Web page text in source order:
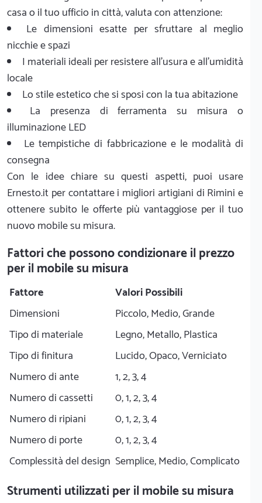
casa o il tuo ufficio in città, valuta con attenzione:
Le dimensioni esatte per sfruttare al meglio
nicchie e spazi
I materiali ideali per resistere all'usura e all'umidità
locale
Lo stile estetico che si sposi con la tua abitazione
La presenza di ferramenta su misura o
illuminazione LED
Le tempistiche di fabbricazione e le modalità di
consegna
Con le idee chiare su questi aspetti, puoi usare
Ernesto.it per contattare i migliori artigiani di Rimini e
ottenere subito le offerte più vantaggiose per il tuo
nuovo mobile su misura.
Fattori che possono condizionare il prezzo
per il mobile su misura
Fattore
Valori Possibili
Dimensioni
Piccolo, Medio, Grande
Tipo di materiale
Legno, Metallo, Plastica
Tipo di finitura
Lucido, Opaco, Verniciato
Numero di ante
1, 2, 3, 4
Numero di cassetti
0, 1, 2, 3, 4
Numero di ripiani
0, 1, 2, 3, 4
Numero di porte
0, 1, 2, 3, 4
Complessità del design Semplice, Medio, Complicato
Strumenti utilizzati per il mobile su misura